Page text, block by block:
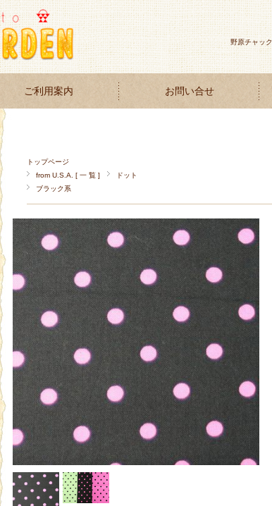
野原チャック
ご利用案内 お問い合せ
トップページ
from U.S.A. [ 一 覧 ]
ドット
ブラック系